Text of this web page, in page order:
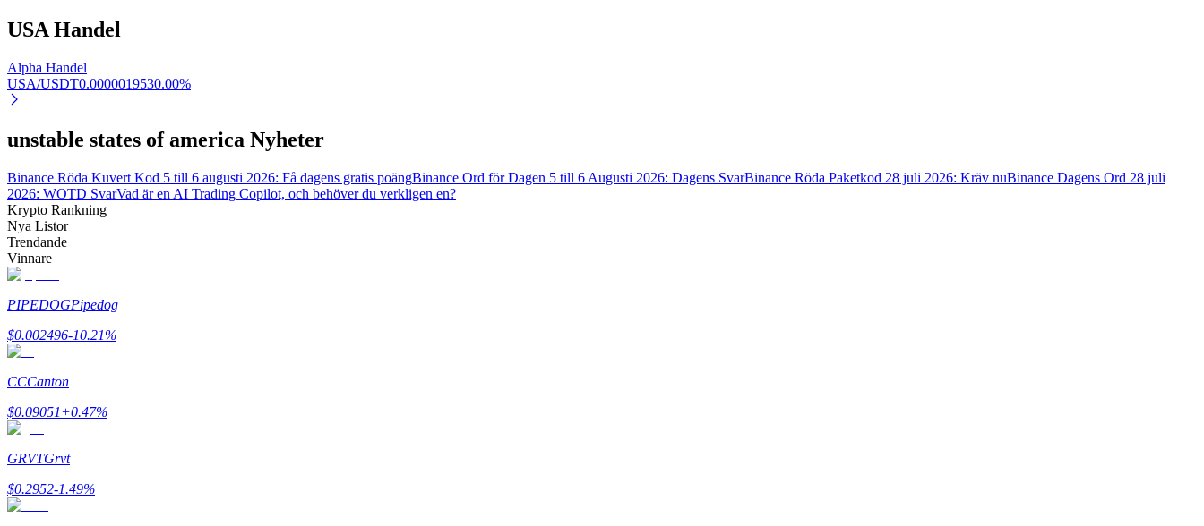
Tjäna
Tjäna konkurrenskraftiga belöningar dagligen
Utsättning
Hög avkastning och omedelbar tillgång
USA Handel
Alpha Handel
USA/USDT0.0000019530.00%
unstable states of america Nyheter
Binance Röda Kuvert Kod 5 till 6 augusti 2026: Få dagens gratis poängBinance Ord för Dagen 5 till 6 Augusti 2026: Dagens SvarBinance Röda Paketkod 28 juli 2026: Kräv nuBinance Dagens Ord 28 juli
2026: WOTD SvarVad är en AI Trading Copilot, och behöver du verkligen en?
Krypto Rankning
Nya Listor
Trendande
Vinnare
PIPEDOGPipedog
$0.002496-10.21%
CCCanton
$0.09051+0.47%
GRVTGrvt
$0.2952-1.49%